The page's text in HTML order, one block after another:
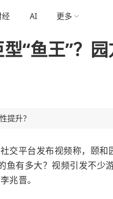
经 AI 更多
“鱼王”？
提升？
交平台发布视频称，颐和
有多大？视频引发不少
兆晋。